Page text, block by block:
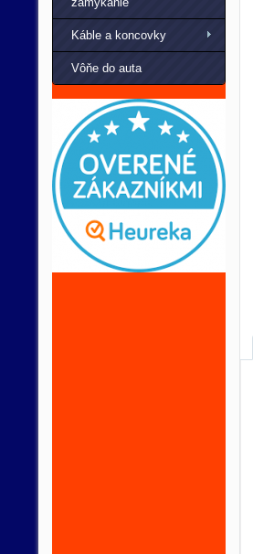
Káble a koncovky
Vôňe do auta